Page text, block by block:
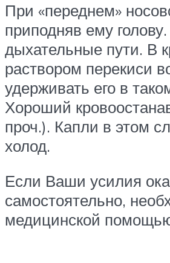
При «переднем»
приподняв ему
дыхательные пути. В
раствором перекиси
удерживать его в
Хороший
проч.). Капли в этом
холод.
Если Ваши усилия
самостоятельно,
медицинской помощью